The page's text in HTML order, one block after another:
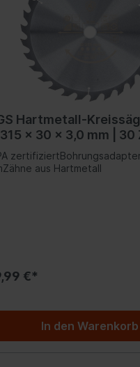
Hartmetall-
x 30 x 3,0 mm | 30
aus Hartmetall
€*
In den Warenkorb